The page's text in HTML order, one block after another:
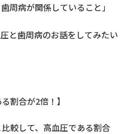
周病が関係していること」
と歯周病のお話をしてみたい
割合が2倍！】
較して、高血圧である割合